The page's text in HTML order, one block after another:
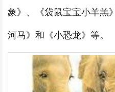
象》、《袋鼠宝宝小羊羔
河马》和《小恐龙》等。